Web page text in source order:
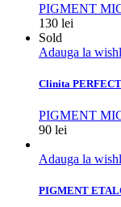
PIGMENT
130 lei
Sold
Adauga la
Clinita
PIGMENT
90 lei
Adauga la
PIGMENT